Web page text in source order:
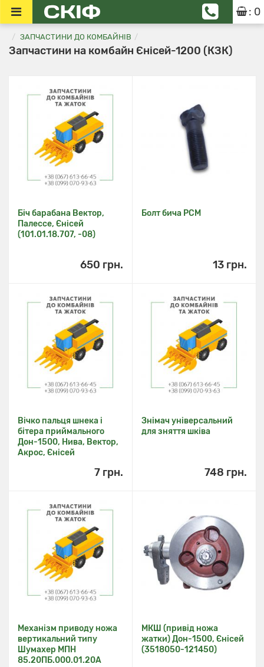
: 0
ЗАПЧАСТИНИ ДО КОМБАЙНІВ
Запчастини на комбайн Єнісей-1200 (КЗК)
Біч барабана Вектор,
Палессе, Єнісей
(101.01.18.707, -08)
650 грн.
Болт бича РСМ
13 грн.
Вічко пальця шнека і
бітера приймального
Дон-1500, Нива, Вектор,
Акрос, Єнісей
7 грн.
Знімач універсальний
для зняття шківа
748 грн.
Механізм приводу ножа
вертикальний типу
Шумахер МПН
85.20ПБ.000.01.20А
МКШ (привід ножа
жатки) Дон-1500, Єнісей
(3518050-121450)